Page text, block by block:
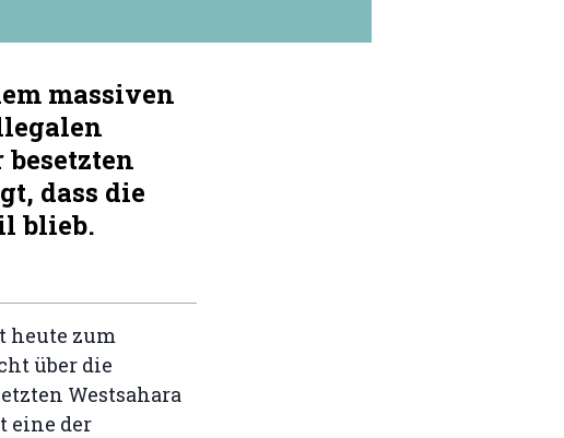
massiven
dass die
blieb.
heute zum
über die
Westsahara
eine der